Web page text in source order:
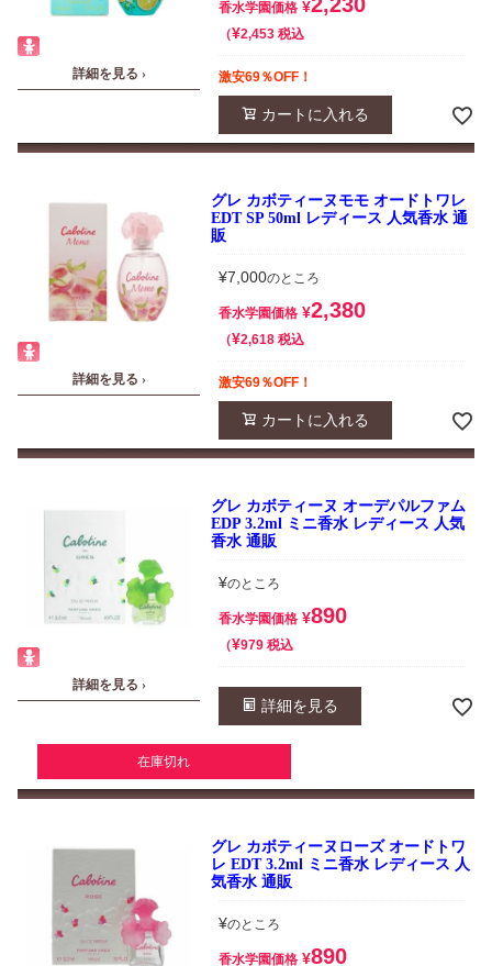
詳細を見る ›
香水学園価格 ¥2,230
¥2,453 税込
激安69％OFF！
カートに入れる
詳細を見る ›
グレ カボティーヌモモ オードトワレ
EDT SP 50ml レディース 人気香水 通
販
¥7,000のところ
香水学園価格 ¥2,380
¥2,618 税込
激安69％OFF！
カートに入れる
詳細を見る ›
グレ カボティーヌ オーデパルファム
EDP 3.2ml ミニ香水 レディース 人気
香水 通販
¥のところ
香水学園価格 ¥890
¥979 税込
詳細を見る
在庫切れ
グレ カボティーヌローズ オードトワ
レ EDT 3.2ml ミニ香水 レディース 人
気香水 通販
¥のところ
香水学園価格 ¥890